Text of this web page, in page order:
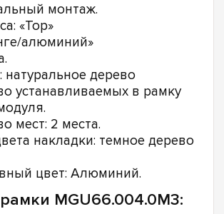
монтаж.
«Top»
алюминий»
дерево
устанавливаемых в рамку
мест: 2 места.
накладки: темное дерево
цвет: Алюминий.
MGU66.004.0M3: